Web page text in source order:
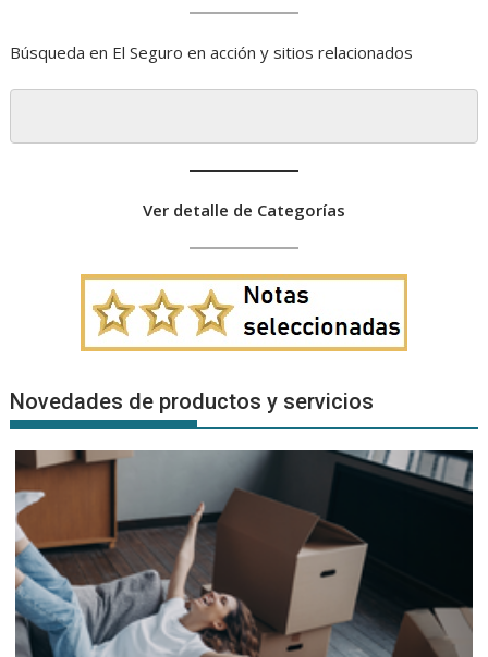
Búsqueda en El Seguro en acción y sitios relacionados
Ver detalle de Categorías
Novedades de productos y servicios